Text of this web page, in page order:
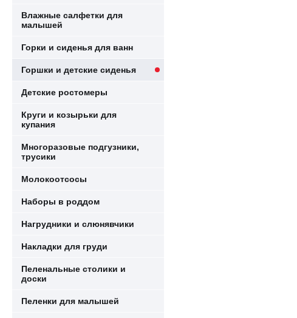
Влажные салфетки для
малышей
Горки и сиденья для ванн
Горшки и детские сиденья
Детские ростомеры
Круги и козырьки для
купания
Многоразовые подгузники,
трусики
Молокоотсосы
Наборы в роддом
Нагрудники и слюнявчики
Накладки для груди
Пеленальные столики и
доски
Пеленки для малышей